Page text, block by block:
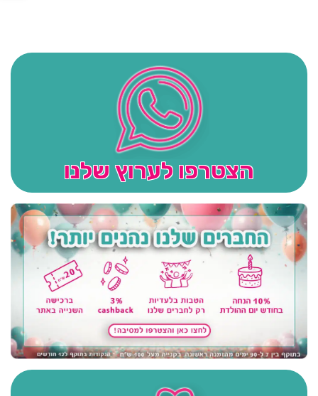
הצטרפו לערוץ שלנו